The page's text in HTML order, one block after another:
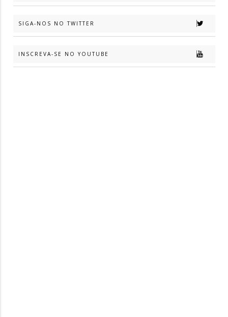
SIGA-NOS NO TWITTER
INSCREVA-SE NO YOUTUBE